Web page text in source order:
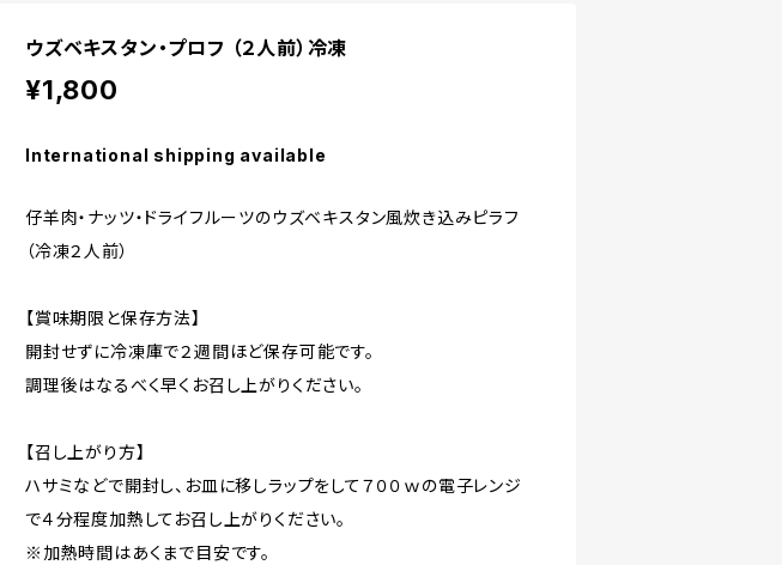
ウズベキスタン・プロフ （２人前）冷凍
¥1,800
International shipping available
仔羊肉・ナッツ・ドライフルーツのウズベキスタン風炊き込みピラフ
（冷凍２人前）
【賞味期限と保存方法】
開封せずに冷凍庫で２週間ほど保存可能です。
調理後はなるべく早くお召し上がりください。
【召し上がり方】
ハサミなどで開封し、お皿に移しラップをして７００ｗの電子レンジ
で４分程度加熱してお召し上がりください。
※加熱時間はあくまで目安です。